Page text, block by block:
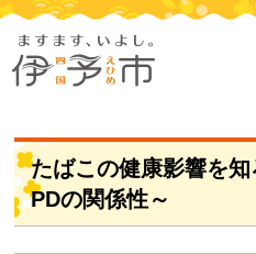
たばこの健康影響を知
PDの関係性～